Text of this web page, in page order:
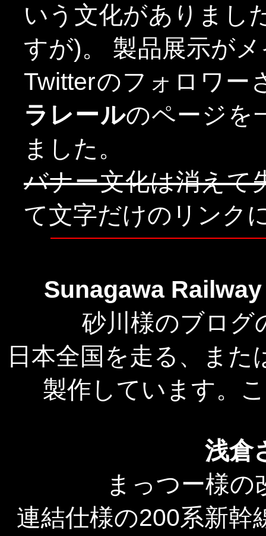
いう文化がありまし
すが)。 製品展示が
Twitterのフォロワー
ラレールのページを
ました。
バナー文化は消えて
て文字だけのリンク
Sunagawa
砂川様のブログ
日本全国を走る、ま
製作しています。
浅倉
まっつー様の
連結仕様の200系新幹